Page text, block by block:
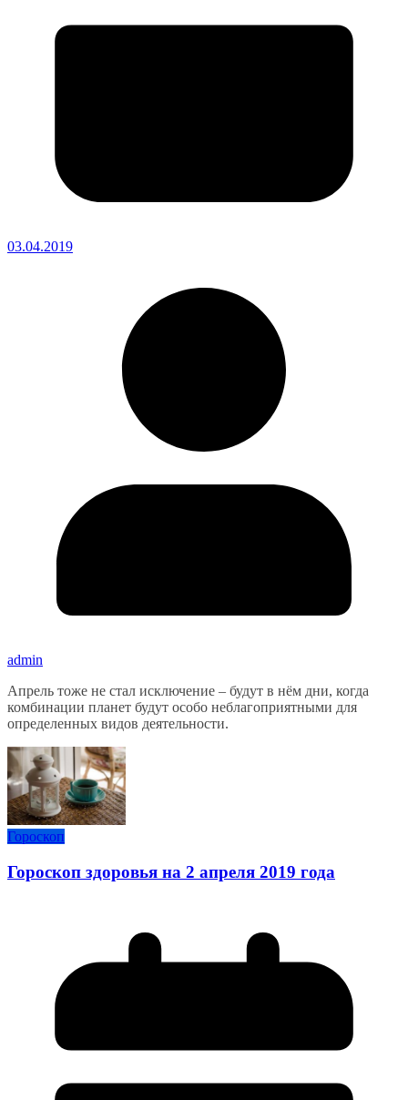
03.04.2019
admin
Апрель тоже не стал исключение – будут в нём дни, когда
комбинации планет будут особо неблагоприятными для
определенных видов деятельности.
Гороскоп
Гороскоп здоровья на 2 апреля 2019 года